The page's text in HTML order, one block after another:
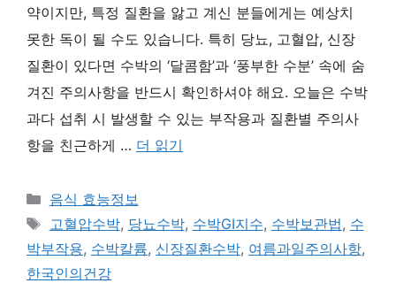
약이지만, 특정 질환을 앓고 계신 분들에게는 예상치
못한 독이 될 수도 있습니다. 특히 당뇨, 고혈압, 신장
질환이 있다면 수박의 ‘달콤함’과 ‘풍부한 수분’ 속에 숨
겨진 주의사항을 반드시 확인하셔야 해요. 오늘은 수박
과다 섭취 시 발생할 수 있는 부작용과 질환별 주의사
항을 친근하게 … 더 읽기
카
테
고
리
음식 효능정보
태
그
고혈압수박, 당뇨수박, 수박GI지수, 수박보관법, 수
박부작용, 수박칼륨, 신장질환수박, 여름과일주의사항,
한국인의건강